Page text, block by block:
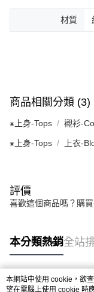
材質
商品相關分類 (3)
⁕上身-Tops 襯衫-
⁕上身-Tops 上衣-
評價
喜歡這個商品嗎？購
本分類熱銷全站
熱門標籤
本網站中使用 cookie，欲
望在電腦上使用 cookie 時